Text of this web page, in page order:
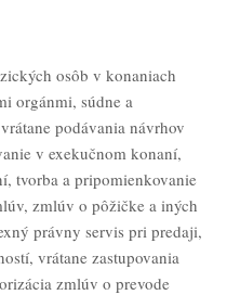
osôb v konaniach
orgánmi, súdne a
podávania návrhov
v exekučnom konaní,
tvorba a pripomienkovanie
zmlúv o pôžičke a iných
právny servis pri predaji,
vrátane zastupovania
zmlúv o prevode